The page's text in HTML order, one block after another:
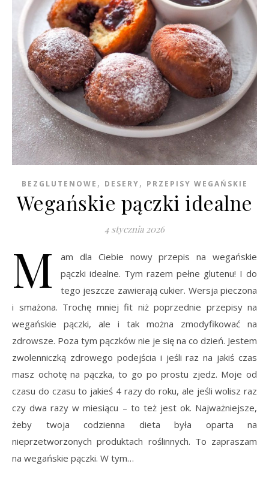
BEZGLUTENOWE , DESERY, PRZEPISY WEGAŃSKIE
Wegańskie pączki idealne
4 stycznia 2026
M
am dla Ciebie nowy przepis na wegańskie
pączki idealne. Tym razem pełne glutenu! I do
tego jeszcze zawierają cukier. Wersja pieczona
i smażona. Trochę mniej fit niż poprzednie przepisy na
wegańskie pączki, ale i tak można zmodyfikować na
zdrowsze. Poza tym pączków nie je się na co dzień. Jestem
zwolenniczką zdrowego podejścia i jeśli raz na jakiś czas
masz ochotę na pączka, to go po prostu zjedz. Moje od
czasu do czasu to jakieś 4 razy do roku, ale jeśli wolisz raz
czy dwa razy w miesiącu – to też jest ok. Najważniejsze,
żeby twoja codzienna dieta była oparta na
nieprzetworzonych produktach roślinnych. To zapraszam
na wegańskie pączki. W tym…